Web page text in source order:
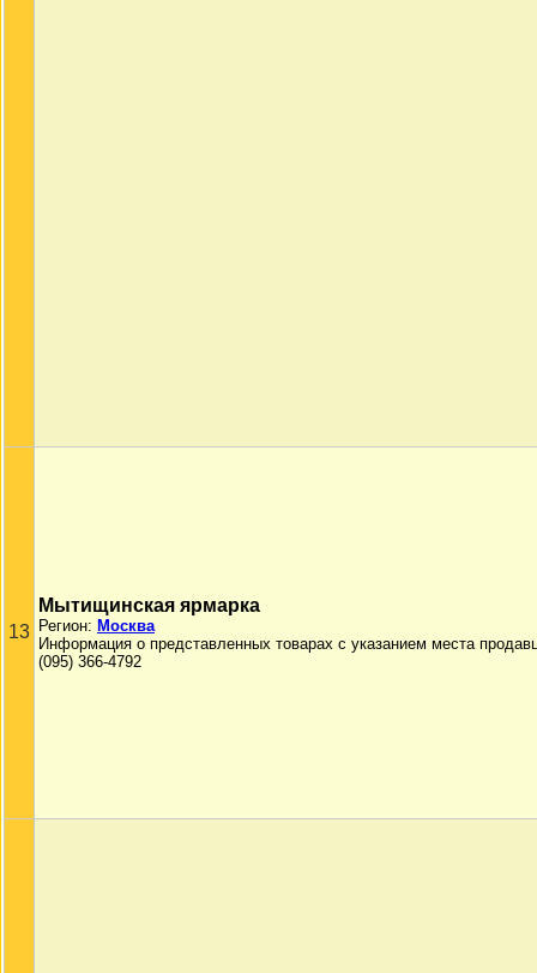
13
Мытищинская ярмарка
Регион: Москва
Информация о представленных товарах с указанием места
(095) 366-4792